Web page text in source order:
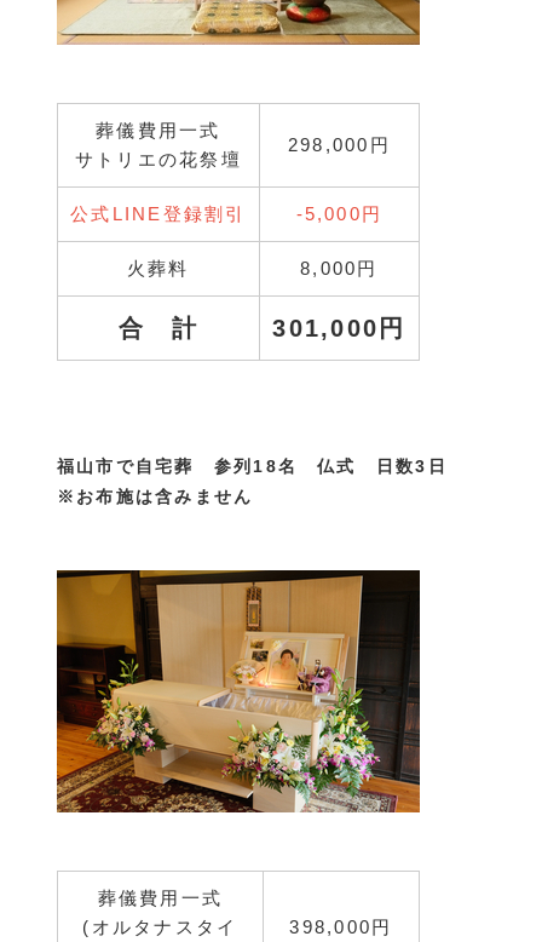
葬儀費用一式
サトリエの花祭壇
298,000円
公式LINE登録割引 ‐5,000円
火葬料 8,000円
合 計 301,000円
福山市で自宅葬 参列18名 仏式 日数3日
※お布施は含みません
葬儀費用一式
(オルタナスタイ
398,000円